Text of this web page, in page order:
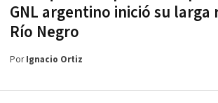
GNL argentino inició su larga
Río Negro
PorIgnacio Ortiz